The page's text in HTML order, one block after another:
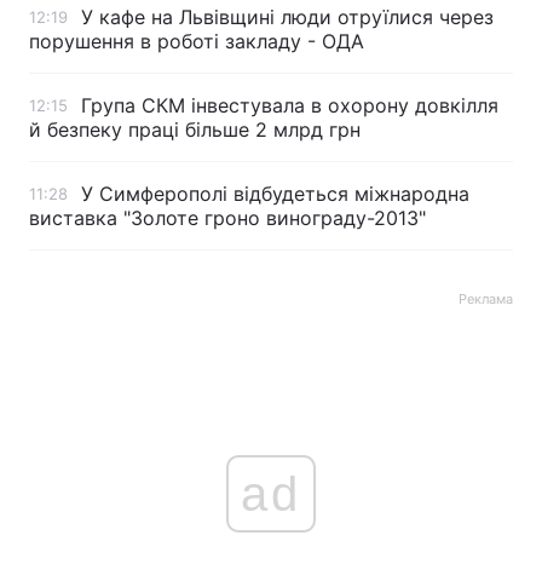
12:19
У кафе на Львівщині люди отруїлися через
порушення в роботі закладу - ОДА
12:15
Група СКМ інвестувала в охорону довкілля
й безпеку праці більше 2 млрд грн
11:28
У Симферополі відбудеться міжнародна
виставка "Золоте гроно винограду-2013"
Реклама
ad